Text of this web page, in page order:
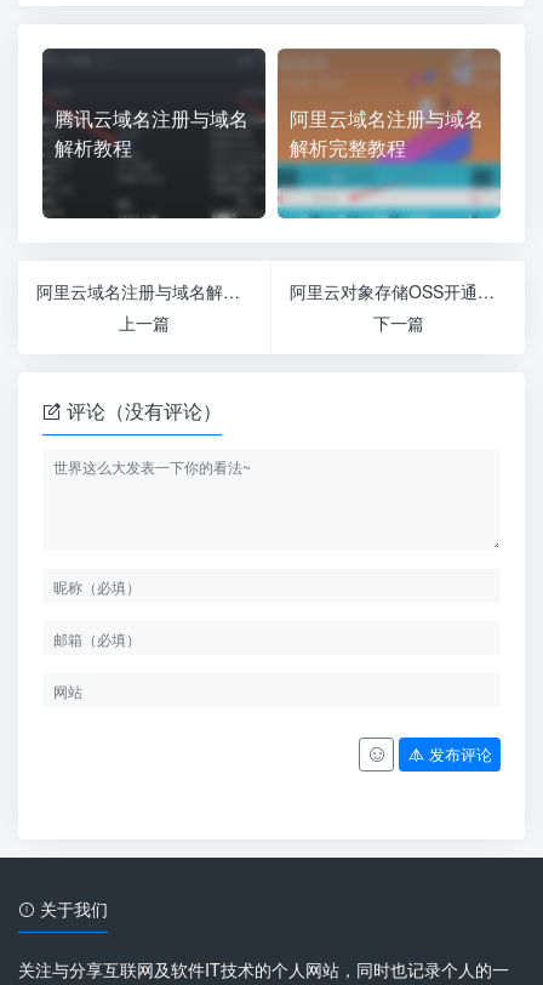
腾讯云域名注册与域名
解析教程
阿里云域名注册与域名
解析完整教程
阿里云域名注册与域名解析完整教程
上一篇
阿里云对象存储OSS开通及入门使用教程
下一篇
评论（没有评论）
发布评论
关于我们
关注与分享互联网及软件IT技术的个人网站，同时也记录个人的一